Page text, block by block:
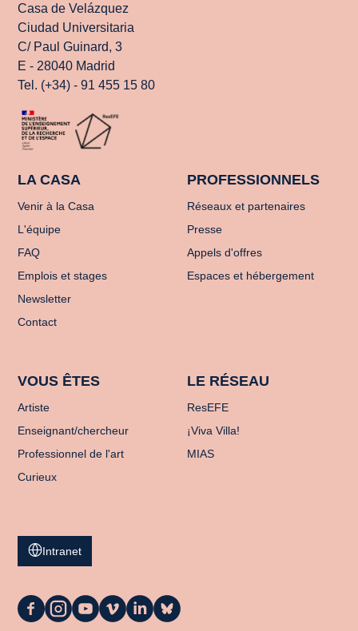
Casa de Velázquez
Ciudad Universitaria
C/ Paul Guinard, 3
E - 28040 Madrid
Tel. (+34) - 91 455 15 80
LA CASA
Venir à la Casa
L'équipe
FAQ
Emplois et stages
Newsletter
Contact
PROFESSIONNELS
Réseaux et partenaires
Presse
Appels d'offres
Espaces et hébergement
VOUS ÊTES
Artiste
Enseignant/chercheur
Professionnel de l'art
Curieux
LE RÉSEAU
ResEFE
¡Viva Villa!
MIAS
Intranet
La
La
La
La
La
La